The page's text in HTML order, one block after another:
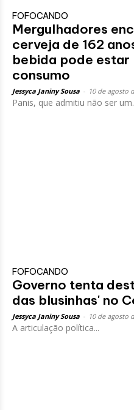
FOFOCANDO
Mergulhadores
cerveja de 162
bebida pode
consumo
Jessyca Janiny Sousa 10 de agosto
Panis, que admitiu não ser
FOFOCANDO
Governo tenta
das blusinhas' no
Jessyca Janiny Sousa 10 de agosto
A articulação política...